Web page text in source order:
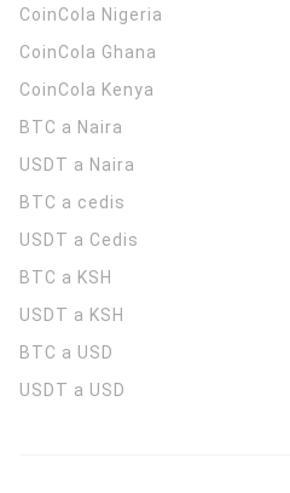
CoinCola Nigeria
CoinCola Ghana
CoinCola Kenya
BTC a Naira
USDT a Naira
BTC a cedis
USDT a Cedis
BTC a KSH
USDT a KSH
BTC a USD
USDT a USD